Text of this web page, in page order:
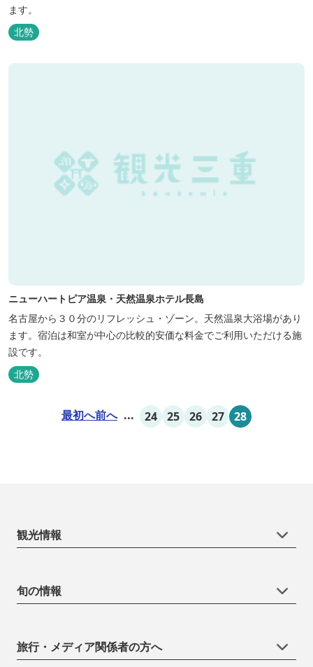
ます。
北勢
ニューハートピア温泉・天然温泉ホテル長島
名古屋から３０分のリフレッシュ・ゾーン。天然温泉大浴場があり
ます。宿泊は和室が中心の比較的安価な料金でご利用いただける施
設です。
北勢
最初へ前へ ... 24 25 26 27 28
観光情報
旬の情報
旅行・メディア関係者の方へ